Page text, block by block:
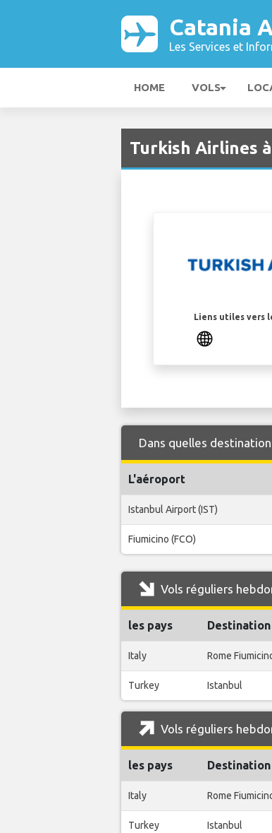
Catania
Les Services et
HOME VOLS
Turkish Airlines
Liens utiles vers
Dans quelles
L'aéroport
Istanbul Airport (IST)
Fiumicino (FCO)
Vols réguliers
les pays Destination
Italy Rome
Turkey Istanbul
Vols réguliers
les pays Destination
Italy Rome
Turkey Istanbul